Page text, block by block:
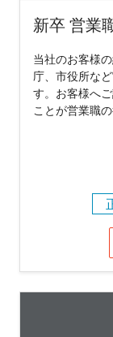
新卒 営業
当社のお客様
庁、市役所な
す。お客様へ
ことが営業職